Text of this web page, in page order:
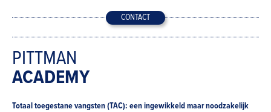
CONTACT
PITTMAN
ACADEMY
Totaal toegestane vangsten (TAC): een ingewikkeld maar noodzakelijk